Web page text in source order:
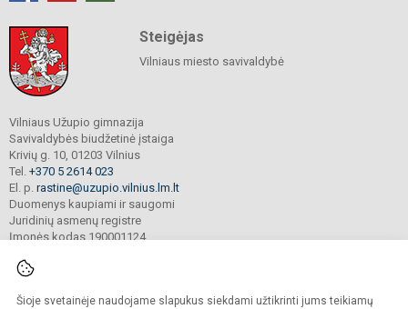
Šioje svetainėje naudojame slapukus siekdami užtikrinti jums teikiamų
Steigėjas
Vilniaus miesto savivaldybė
Vilniaus Užupio gimnazija
Savivaldybės biudžetinė įstaiga
Krivių g. 10, 01203 Vilnius
Tel. +370 5 2614 023
El. p. rastine@uzupio.vilnius.lm.lt
Duomenys kaupiami ir saugomi
Juridinių asmenų registre
Įmonės kodas 190001124
© 2025. Vilniaus Užupio gimnazija. Visos teisės saugomos.